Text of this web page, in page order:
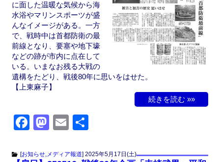
に面した温暖な気候から海
水浴やマリンスポーツが盛
んなイメージがある。一方
で、戦時中は首都防衛の最
前線となり、要塞や地下壕
などの跡が市内に点在して
いる。いまなお残る大戦の
遺構をたどり、戦後80年に思いをはせた。
【上東麻子】
続きを読む »»
F
c
M
st
E
ail
[お知らせ,メディア報道] 2025年5月17日(土)